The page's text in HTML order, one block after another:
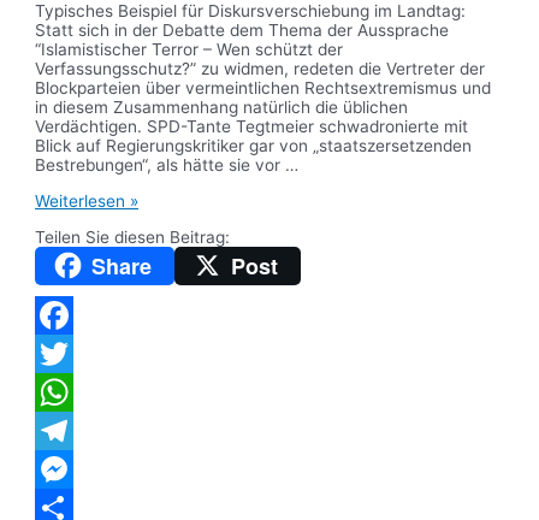
Typisches Beispiel für Diskursverschiebung im Landtag:
Statt sich in der Debatte dem Thema der Aussprache
“Islamistischer Terror – Wen schützt der
Verfassungsschutz?” zu widmen, redeten die Vertreter der
Blockparteien über vermeintlichen Rechtsextremismus und
in diesem Zusammenhang natürlich die üblichen
Verdächtigen. SPD-Tante Tegtmeier schwadronierte mit
Blick auf Regierungskritiker gar von „staatszersetzenden
Bestrebungen“, als hätte sie vor …
Aus
Landtag:
Meine
aktuellen
Redebeiträge
(1)
Weiterlesen »
Teilen Sie diesen Beitrag:
Share Post
Facebook
Twitter
WhatsApp
Telegram
Messenger